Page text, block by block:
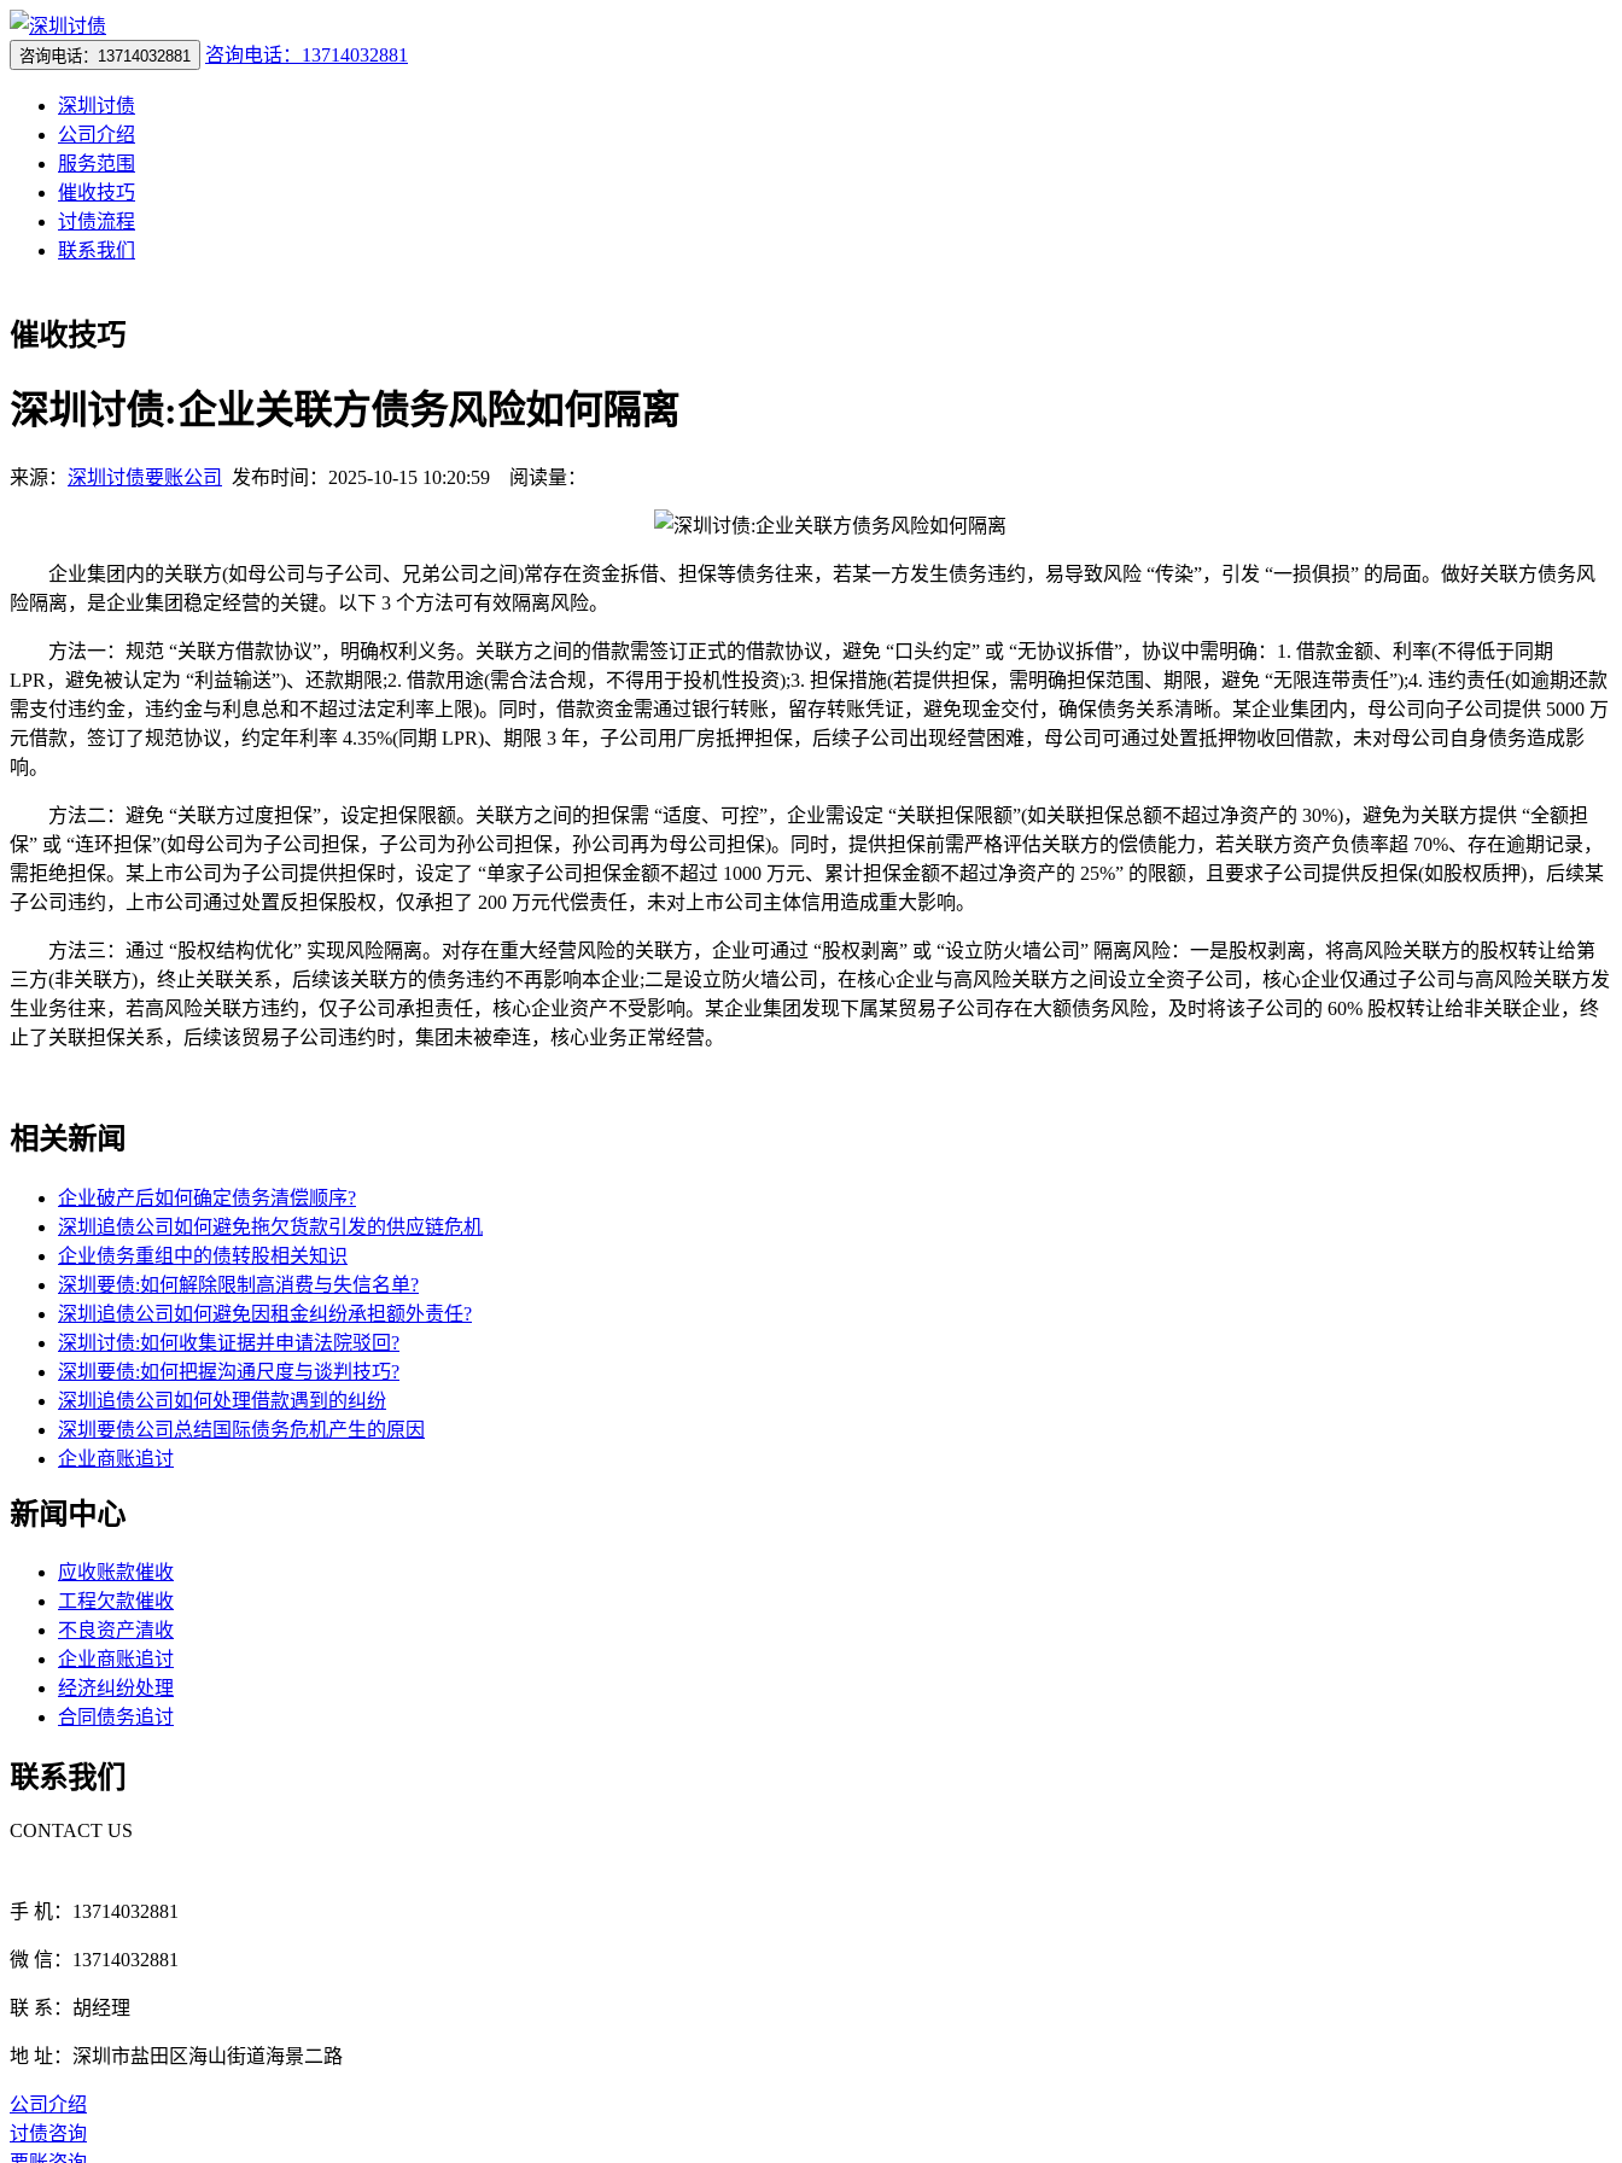
咨询电话：13714032881 咨询电话：13714032881
深圳讨债
公司介绍
服务范围
催收技巧
讨债流程
联系我们
催收技巧
深圳讨债:企业关联方债务风险如何隔离
来源： 深圳讨债要账公司 发布时间：2025-10-15 10:20:59 阅读量：
企业集团内的关联方(如母公司与子公司、兄弟公司之间)常存在资金拆借、担保等债务往来，若某一方发生债务违约，易导致风险 “传染”，引发 “一损俱损” 的局面。做好关联方债务风
险隔离，是企业集团稳定经营的关键。以下 3 个方法可有效隔离风险。
方法一：规范 “关联方借款协议”，明确权利义务。关联方之间的借款需签订正式的借款协议，避免 “口头约定” 或 “无协议拆借”，协议中需明确：1. 借款金额、利率(不得低于同期
LPR，避免被认定为 “利益输送”)、还款期限;2. 借款用途(需合法合规，不得用于投机性投资);3. 担保措施(若提供担保，需明确担保范围、期限，避免 “无限连带责任”);4. 违约责任(如逾期还款
需支付违约金，违约金与利息总和不超过法定利率上限)。同时，借款资金需通过银行转账，留存转账凭证，避免现金交付，确保债务关系清晰。某企业集团内，母公司向子公司提供 5000 万
元借款，签订了规范协议，约定年利率 4.35%(同期 LPR)、期限 3 年，子公司用厂房抵押担保，后续子公司出现经营困难，母公司可通过处置抵押物收回借款，未对母公司自身债务造成影
响。
方法二：避免 “关联方过度担保”，设定担保限额。关联方之间的担保需 “适度、可控”，企业需设定 “关联担保限额”(如关联担保总额不超过净资产的 30%)，避免为关联方提供 “全额担
保” 或 “连环担保”(如母公司为子公司担保，子公司为孙公司担保，孙公司再为母公司担保)。同时，提供担保前需严格评估关联方的偿债能力，若关联方资产负债率超 70%、存在逾期记录，
需拒绝担保。某上市公司为子公司提供担保时，设定了 “单家子公司担保金额不超过 1000 万元、累计担保金额不超过净资产的 25%” 的限额，且要求子公司提供反担保(如股权质押)，后续某
子公司违约，上市公司通过处置反担保股权，仅承担了 200 万元代偿责任，未对上市公司主体信用造成重大影响。
方法三：通过 “股权结构优化” 实现风险隔离。对存在重大经营风险的关联方，企业可通过 “股权剥离” 或 “设立防火墙公司” 隔离风险：一是股权剥离，将高风险关联方的股权转让给第
三方(非关联方)，终止关联关系，后续该关联方的债务违约不再影响本企业;二是设立防火墙公司，在核心企业与高风险关联方之间设立全资子公司，核心企业仅通过子公司与高风险关联方发
生业务往来，若高风险关联方违约，仅子公司承担责任，核心企业资产不受影响。某企业集团发现下属某贸易子公司存在大额债务风险，及时将该子公司的 60% 股权转让给非关联企业，终
止了关联担保关系，后续该贸易子公司违约时，集团未被牵连，核心业务正常经营。
相关新闻
企业破产后如何确定债务清偿顺序?
深圳追债公司如何避免拖欠货款引发的供应链危机
企业债务重组中的债转股相关知识
深圳要债:如何解除限制高消费与失信名单?
深圳追债公司如何避免因租金纠纷承担额外责任?
深圳讨债:如何收集证据并申请法院驳回?
深圳要债:如何把握沟通尺度与谈判技巧?
深圳追债公司如何处理借款遇到的纠纷
深圳要债公司总结国际债务危机产生的原因
企业商账追讨
新闻中心
应收账款催收
工程欠款催收
不良资产清收
企业商账追讨
经济纠纷处理
合同债务追讨
联系我们
CONTACT US
手 机：13714032881
微 信：13714032881
联 系：胡经理
地 址：深圳市盐田区海山街道海景二路
公司介绍
讨债咨询